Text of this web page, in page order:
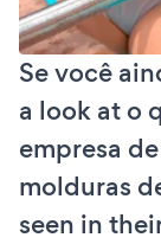
Se você
a look at o
empresa
molduras
seen in